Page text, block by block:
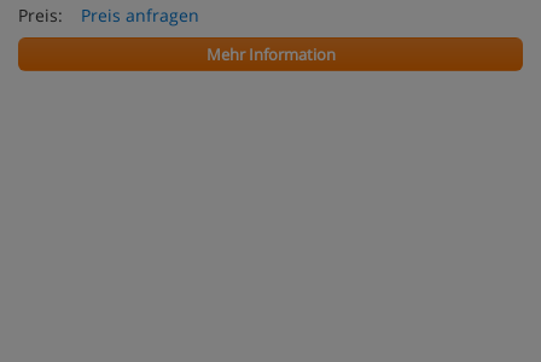
Preis:
Preis anfragen
Mehr Information